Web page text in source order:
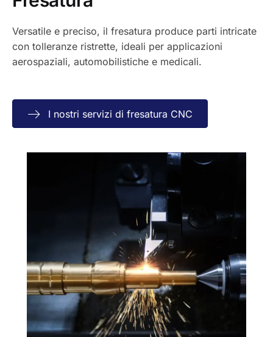
Versatile e preciso, il fresatura produce parti intricate
con tolleranze ristrette, ideali per applicazioni
aerospaziali, automobilistiche e medicali.
I nostri servizi di fresatura CNC